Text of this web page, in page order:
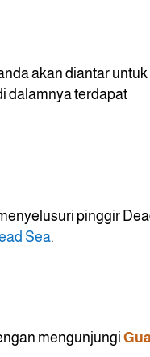
akan diantar untuk
dalamnya terdapat
pinggir
Sea.
mengunjungi